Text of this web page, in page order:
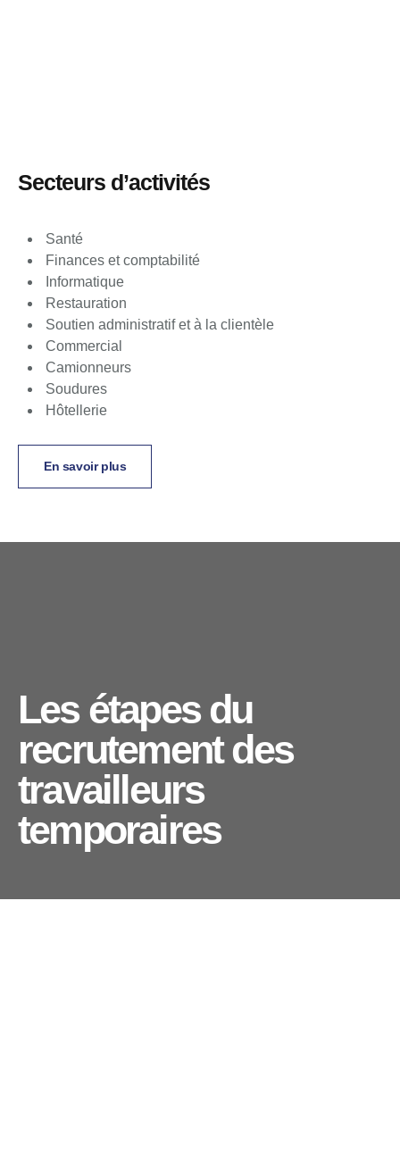
Secteurs d’activités
Santé
Finances et comptabilité
Informatique
Restauration
Soutien administratif et à la clientèle
Commercial
Camionneurs
Soudures
Hôtellerie
En savoir plus
Les étapes du
recrutement des
travailleurs
temporaires